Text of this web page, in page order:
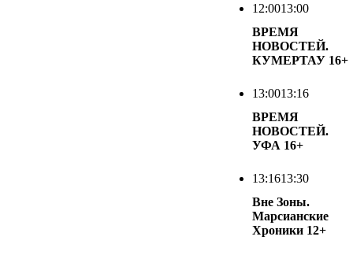
12:0013:00
ВРЕМЯ
НОВОСТЕЙ.
КУМЕРТАУ 16+
13:0013:16
ВРЕМЯ
НОВОСТЕЙ.
УФА 16+
13:1613:30
Вне Зоны.
Марсианские
Хроники 12+